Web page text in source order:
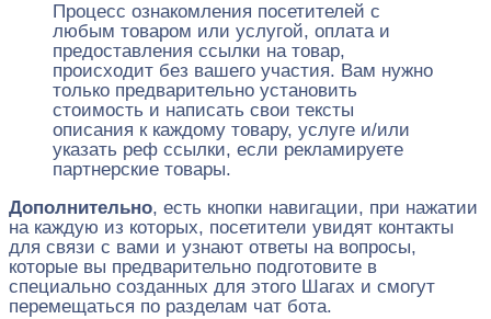
Процесс ознакомления посетителей с
любым товаром или услугой, оплата и
предоставления ссылки на товар,
происходит без вашего участия. Вам нужно
только предварительно установить
стоимость и написать свои тексты
описания к каждому товару, услуге и/или
указать реф ссылки, если рекламируете
партнерские товары.
Дополнительно, есть кнопки навигации, при нажатии
на каждую из которых, посетители увидят контакты
для связи с вами и узнают ответы на вопросы,
которые вы предварительно подготовите в
специально созданных для этого Шагах и смогут
перемещаться по разделам чат бота.